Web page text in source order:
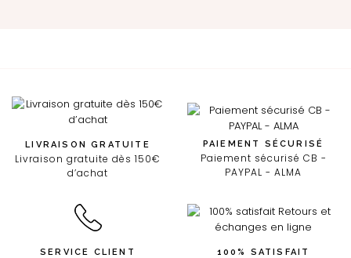
LIVRAISON GRATUITE
Livraison gratuite dès 150€
d’achat
PAIEMENT SÉCURISÉ
Paiement sécurisé CB -
PAYPAL - ALMA
SERVICE CLIENT 100% SATISFAIT